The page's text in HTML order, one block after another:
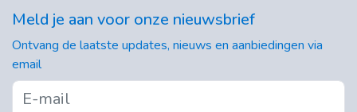
Meld je aan voor onze nieuwsbrief
Ontvang de laatste updates, nieuws en aanbiedingen via
email